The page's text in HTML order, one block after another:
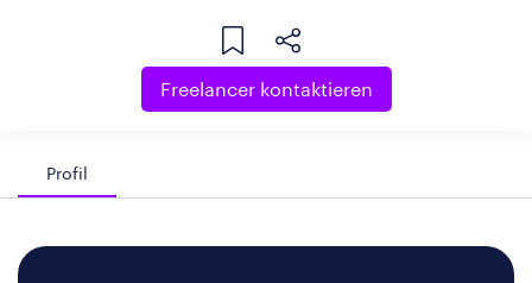
Freelancer kontaktieren
Profil